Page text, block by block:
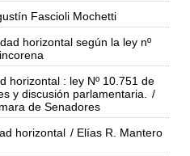
Fascioli Mochetti
horizontal según la ley nº
horizontal : ley Nº 10.751 de
y discusión parlamentaria.
/
de Senadores
horizontal / Elías R. Mantero